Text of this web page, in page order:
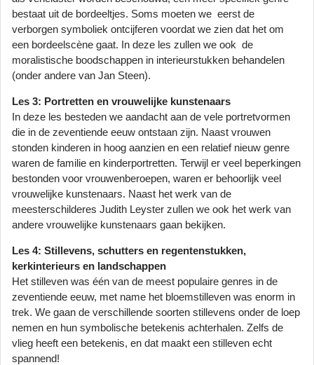
bestaat uit de bordeeltjes. Soms moeten we eerst de
verborgen symboliek ontcijferen voordat we zien dat het om
een bordeelscène gaat. In deze les zullen we ook de
moralistische boodschappen in interieurstukken behandelen
(onder andere van Jan Steen).
Les 3: Portretten en vrouwelijke kunstenaars
In deze les besteden we aandacht aan de vele portretvormen
die in de zeventiende eeuw ontstaan zijn. Naast vrouwen
stonden kinderen in hoog aanzien en een relatief nieuw genre
waren de familie en kinderportretten. Terwijl er veel beperkingen
bestonden voor vrouwenberoepen, waren er behoorlijk veel
vrouwelijke kunstenaars. Naast het werk van de
meesterschilderes Judith Leyster zullen we ook het werk van
andere vrouwelijke kunstenaars gaan bekijken.
Les 4: Stillevens, schutters en regentenstukken,
kerkinterieurs en landschappen
Het stilleven was één van de meest populaire genres in de
zeventiende eeuw, met name het bloemstilleven was enorm in
trek. We gaan de verschillende soorten stillevens onder de loep
nemen en hun symbolische betekenis achterhalen. Zelfs de
vlieg heeft een betekenis, en dat maakt een stilleven echt
spannend!